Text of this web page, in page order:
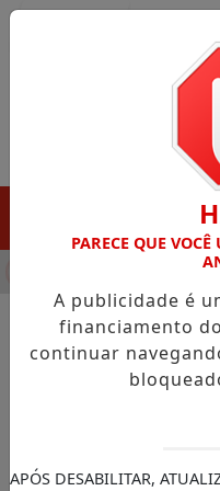
DESTAQUE EM PORTO
NOTÍCIAS/JUSTIÇA
Conselho da
pagamentos
PARECE QUE
A publicidade é
financiamento
continuar
APÓS DESABILITAR,